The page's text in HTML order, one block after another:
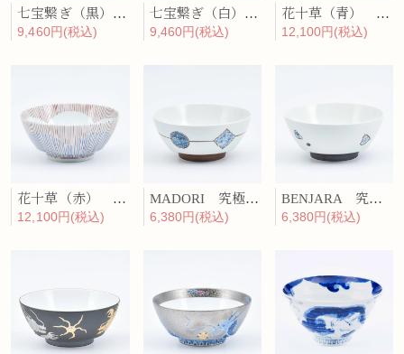
七宝繋ぎ（黒） 究極のラーメン鉢
9,460円(税込)
七宝繋ぎ（白） 究極のラーメン鉢
9,460円(税込)
花十草（青） 究極のラーメン鉢
12,100円(税込)
花十草（赤） 究極のラーメン鉢
12,100円(税込)
MADORI 究極のラーメン鉢
6,380円(税込)
BENJARA 究極のラーメン鉢
6,380円(税込)